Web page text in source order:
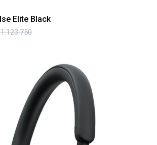
Elite Black
1.123.750